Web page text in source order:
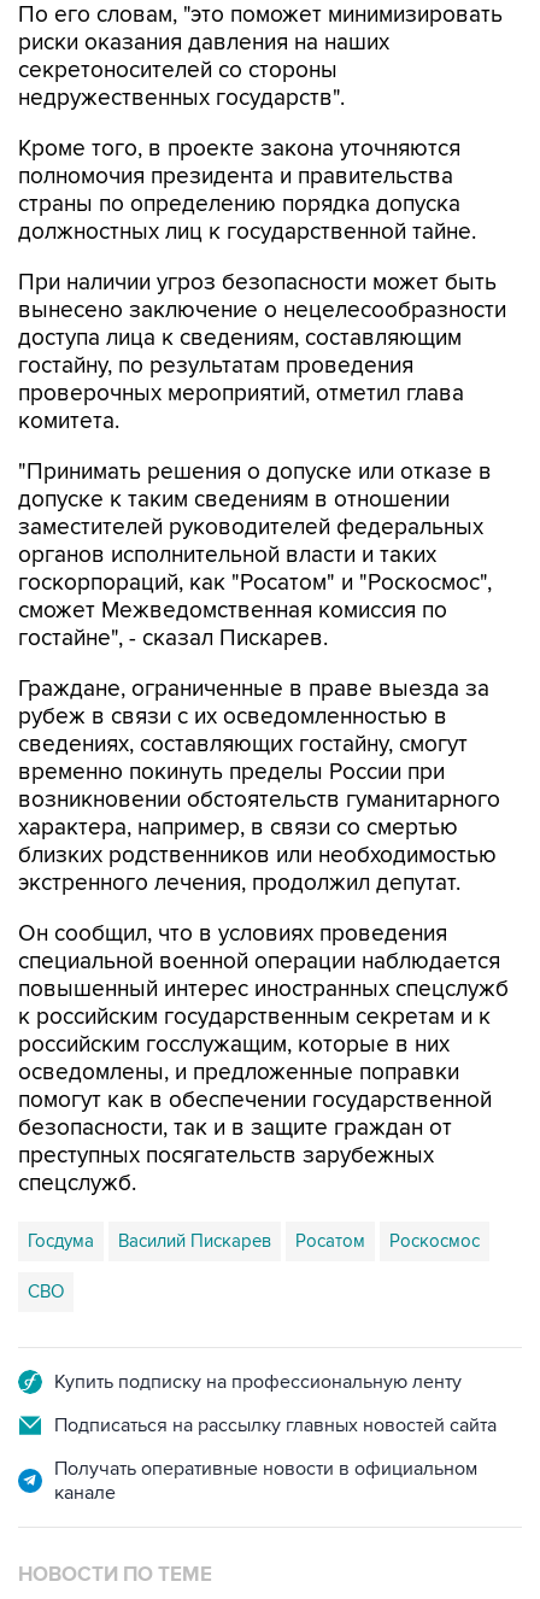
По его словам, "это поможет минимизировать
риски оказания давления на наших
секретоносителей со стороны
недружественных государств".
Кроме того, в проекте закона уточняются
полномочия президента и правительства
страны по определению порядка допуска
должностных лиц к государственной тайне.
При наличии угроз безопасности может быть
вынесено заключение о нецелесообразности
доступа лица к сведениям, составляющим
гостайну, по результатам проведения
проверочных мероприятий, отметил глава
комитета.
"Принимать решения о допуске или отказе в
допуске к таким сведениям в отношении
заместителей руководителей федеральных
органов исполнительной власти и таких
госкорпораций, как "Росатом" и "Роскосмос",
сможет Межведомственная комиссия по
гостайне", - сказал Пискарев.
Граждане, ограниченные в праве выезда за
рубеж в связи с их осведомленностью в
сведениях, составляющих гостайну, смогут
временно покинуть пределы России при
возникновении обстоятельств гуманитарного
характера, например, в связи со смертью
близких родственников или необходимостью
экстренного лечения, продолжил депутат.
Он сообщил, что в условиях проведения
специальной военной операции наблюдается
повышенный интерес иностранных спецслужб
к российским государственным секретам и к
российским госслужащим, которые в них
осведомлены, и предложенные поправки
помогут как в обеспечении государственной
безопасности, так и в защите граждан от
преступных посягательств зарубежных
спецслужб.
Госдума Василий Пискарев Росатом Роскосмос
СВО
Купить подписку на профессиональную ленту
Подписаться на рассылку главных новостей сайта
Получать оперативные новости в официальном
канале
НОВОСТИ ПО ТЕМЕ